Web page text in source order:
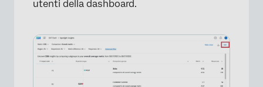
utenti della dashboard.